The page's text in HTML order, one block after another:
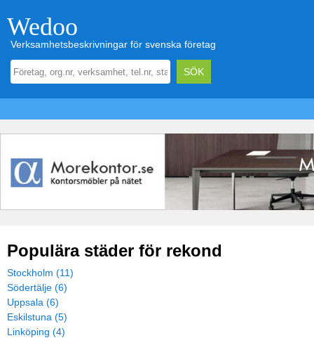
Wedoo
Verksamhetsbeskrivningar för svenska företag
Populära städer för rekond
Stockholm (11)
Södertälje (6)
Uppsala (6)
Eskilstuna (5)
Linköping (4)